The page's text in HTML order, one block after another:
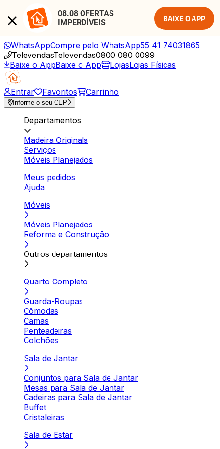
08.08 OFERTAS
IMPERDÍVEIS
BAIXE O APP
WhatsAppCompre pelo WhatsApp55 41 74031865
TelevendasTelevendas0800 080 0099
Baixe o AppBaixe o App LojasLojas Físicas
Entrar Favoritos Carrinho
Informe o seu CEP
Departamentos
Madeira Originals
Serviços
Móveis Planejados
Meus pedidos
Ajuda
Móveis
Móveis Planejados
Reforma e Construção
Outros departamentos
Quarto Completo
Guarda-Roupas
Cômodas
Camas
Penteadeiras
Colchões
Sala de Jantar
Conjuntos para Sala de Jantar
Mesas para Sala de Jantar
Cadeiras para Sala de Jantar
Buffet
Cristaleiras
Sala de Estar